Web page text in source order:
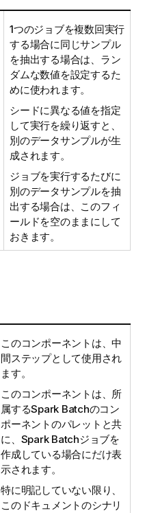
1つのジョブを複数回実行
する場合に同じサンプル
を抽出する場合は、ラン
ダムな数値を設定するた
めに使われます。
シードに異なる値を指定
して実行を繰り返すと、
別のデータサンプルが生
成されます。
ジョブを実行するたびに
別のデータサンプルを抽
出する場合は、このフィ
ールドを空のままにして
おきます。
このコンポーネントは、中
間ステップとして使用され
ます。
このコンポーネントは、所
属するSpark Batchのコン
ポーネントのパレットと共
に、Spark Batchジョブを
作成している場合にだけ表
示されます。
特に明記していない限り、
このドキュメントのシナリ